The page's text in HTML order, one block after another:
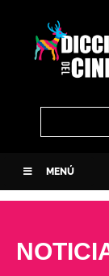
MENÚ